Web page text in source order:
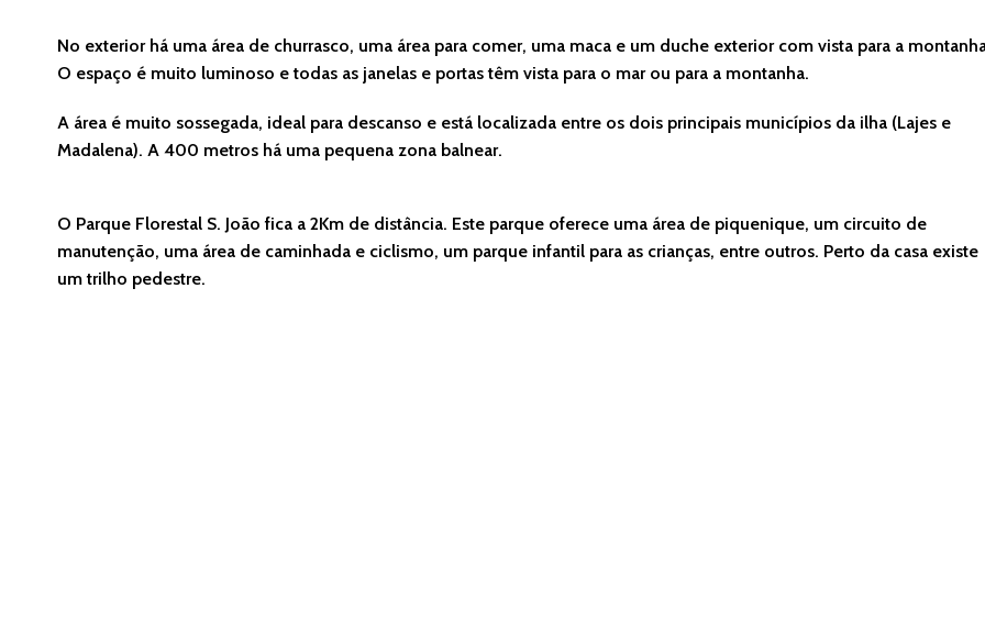
No exterior há uma área de churrasco, uma área para comer, uma maca e um duche exterior com vista para a
O espaço é muito luminoso e todas as janelas e portas têm vista para o mar ou para a montanha.
A área é muito sossegada, ideal para descanso e está localizada entre os dois principais municípios da ilha (Lajes e
Madalena). A 400 metros há uma pequena zona balnear.
O Parque Florestal S. João fica a 2Km de distância. Este parque oferece uma área de piquenique, um circuito de
manutenção, uma área de caminhada e ciclismo, um parque infantil para as crianças, entre outros. Perto da casa existe
um trilho pedestre.